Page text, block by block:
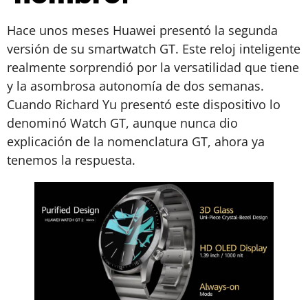
Hace unos meses Huawei presentó la segunda
versión de su smartwatch GT. Este reloj inteligente
realmente sorprendió por la versatilidad que tiene
y la asombrosa autonomía de dos semanas.
Cuando Richard Yu presentó este dispositivo lo
denominó Watch GT, aunque nunca dio
explicación de la nomenclatura GT, ahora ya
tenemos la respuesta.